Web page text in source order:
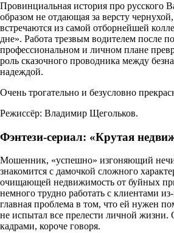
Провинциальная история про русского
образом не отдающая за версту
встречаются из самой отборнейшей
дне». Работа трезвым водителем после
профессиональном и личном плане
роль сказочного проводника между
надеждой.
Очень трогательно и безусловно
Режиссёр: Владимир Щегольков.
Фэнтези-сериал: «Крутая
Мошенник, «успешно» изгоняющий
знакомится с дамочкой сложного
очищающей недвижимость от буйных
немного трудно работать с клиентами
главная проблема в том, что ей нужен
не испытал все прелести личной
кадрами, короче говоря.